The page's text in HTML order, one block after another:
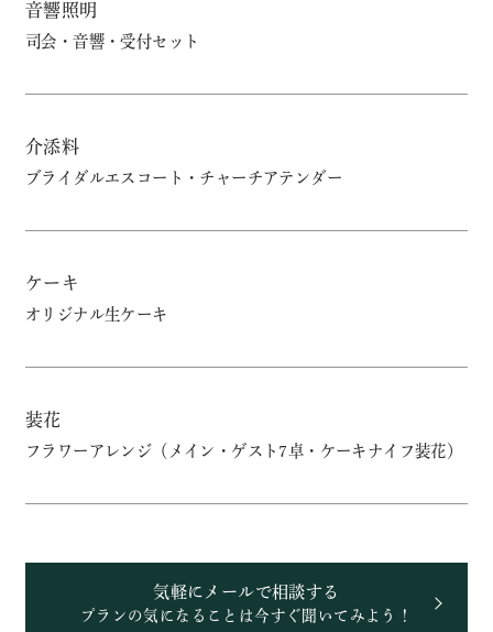
音響照明
司会・音響・受付セット
介添料
ブライダルエスコート・チャーチアテンダー
ケーキ
オリジナル生ケーキ
装花
フラワーアレンジ（メイン・ゲスト7卓・ケーキナイフ装花）
気軽にメールで相談する
プランの気になることは今すぐ聞いてみよう！